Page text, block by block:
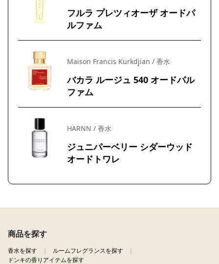
フルラ プレツィオーザ オードパ
ルファム
Maison Francis Kurkdjian / 香水
バカラ ルージュ 540 オードパル
ファム
HARNN / 香水
ジュニパーベリー シダーウッド
オードトワレ
商品を探す
香水を探す
ルームフレグランスを探す
ドンキの香りアイテムを探す